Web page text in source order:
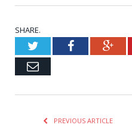
SHARE.
TwitterFacebook
Email
PREVIOUS ARTICLE